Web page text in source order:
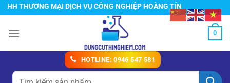
Chuyển
đến
nội
THƯƠNG MẠI DỊCH VỤ CÔNG NGHIỆP HOÀNG TÍN
0
HOTLINE: 0946 547 581
Tìm